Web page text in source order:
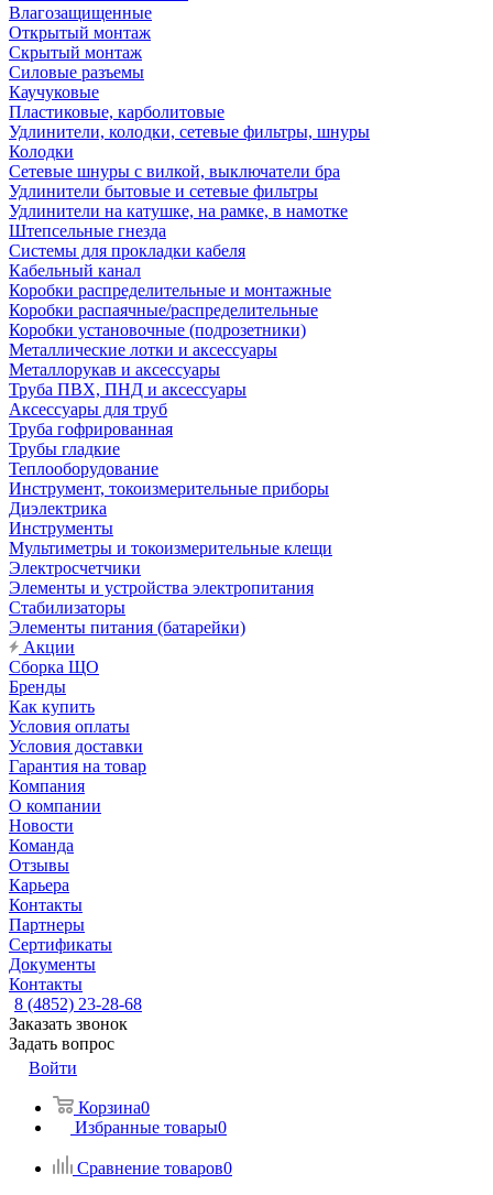
Влагозащищенные
Открытый монтаж
Скрытый монтаж
Силовые разъемы
Каучуковые
Пластиковые, карболитовые
Удлинители, колодки, сетевые фильтры, шнуры
Колодки
Сетевые шнуры с вилкой, выключатели бра
Удлинители бытовые и сетевые фильтры
Удлинители на катушке, на рамке, в намотке
Штепсельные гнезда
Системы для прокладки кабеля
Кабельный канал
Коробки распределительные и монтажные
Коробки распаячные/распределительные
Коробки установочные (подрозетники)
Металлические лотки и аксессуары
Металлорукав и аксессуары
Труба ПВХ, ПНД и аксессуары
Аксессуары для труб
Труба гофрированная
Трубы гладкие
Теплооборудование
Инструмент, токоизмерительные приборы
Диэлектрика
Инструменты
Мультиметры и токоизмерительные клещи
Электросчетчики
Элементы и устройства электропитания
Стабилизаторы
Элементы питания (батарейки)
Акции
Сборка ЩО
Бренды
Как купить
Условия оплаты
Условия доставки
Гарантия на товар
Компания
О компании
Новости
Команда
Отзывы
Карьера
Контакты
Партнеры
Сертификаты
Документы
Контакты
8 (4852) 23-28-68
Заказать звонок
Задать вопрос
Войти
Корзина0
Избранные товары0
Сравнение товаров0